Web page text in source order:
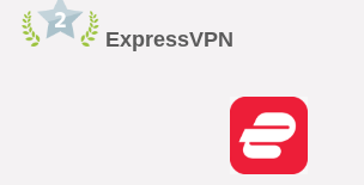
ExpressVPN